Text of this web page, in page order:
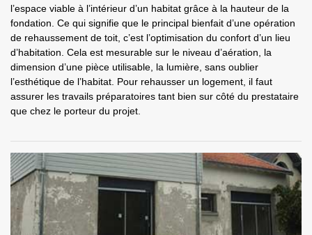
l’espace viable à l’intérieur d’un habitat grâce à la hauteur de la
fondation. Ce qui signifie que le principal bienfait d’une opération
de rehaussement de toit, c’est l’optimisation du confort d’un lieu
d’habitation. Cela est mesurable sur le niveau d’aération, la
dimension d’une pièce utilisable, la lumière, sans oublier
l’esthétique de l’habitat. Pour rehausser un logement, il faut
assurer les travails préparatoires tant bien sur côté du prestataire
que chez le porteur du projet.